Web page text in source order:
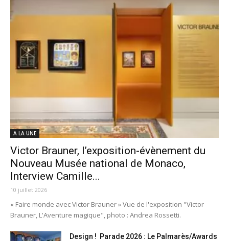
A LA UNE
Victor Brauner, l’exposition-évènement du
Nouveau Musée national de Monaco,
Interview Camille...
10 juillet 2026
« Faire monde avec Victor Brauner » Vue de l'exposition "Victor
Brauner, L'Aventure magique", photo : Andrea Rossetti.
Design ! Parade 2026 : Le Palmarès/Awards